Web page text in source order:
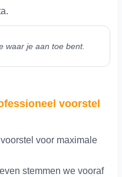
waar je aan toe bent.
voorstel
voor maximale
stemmen we vooraf